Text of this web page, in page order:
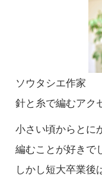
ソウタシエ作家
針と糸で編むアク
小さい頃からとに
編むことが好きで
しかし短大卒業後